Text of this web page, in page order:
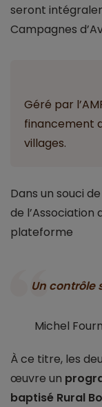
seront
Campagnes
Géré par
financement
villages.
Dans un souci
de l’Association
plateforme
Un contrôle
Michel
À ce titre, les
œuvre un
baptisé Rural